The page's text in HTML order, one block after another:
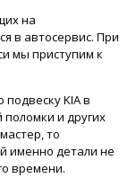
на
в автосервис. При
мы приступим к
KIA в
поломки и других
то
именно детали не
времени.